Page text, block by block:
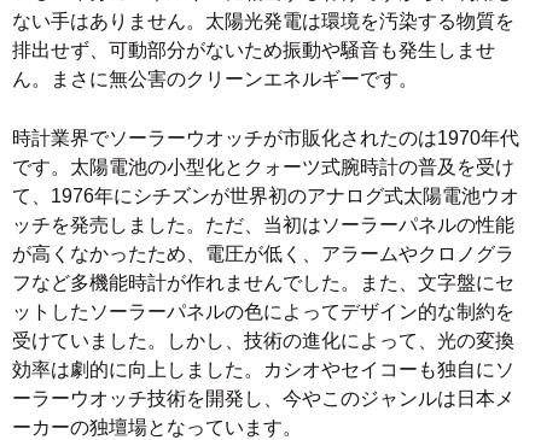
ない手はありません。太陽光発電は環境を汚染する物質を
排出せず、可動部分がないため振動や騒音も発生しませ
ん。まさに無公害のクリーンエネルギーです。
時計業界でソーラーウオッチが市販化されたのは1970年代
です。太陽電池の小型化とクォーツ式腕時計の普及を受け
て、1976年にシチズンが世界初のアナログ式太陽電池ウオ
ッチを発売しました。ただ、当初はソーラーパネルの性能
が高くなかったため、電圧が低く、アラームやクロノグラ
フなど多機能時計が作れませんでした。また、文字盤にセ
ットしたソーラーパネルの色によってデザイン的な制約を
受けていました。しかし、技術の進化によって、光の変換
効率は劇的に向上しました。カシオやセイコーも独自にソ
ーラーウオッチ技術を開発し、今やこのジャンルは日本メ
ーカーの独壇場となっています。